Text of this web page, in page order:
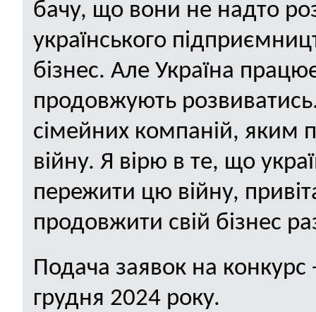
бачу, що вони не надто
українського
бізнес. Але Україна
продовжують
сімейних компаній, яким
війну. Я вірю в те, що
пережити цю війну,
продовжити свій бізнес
Подача заявок на
грудня 2024 року.